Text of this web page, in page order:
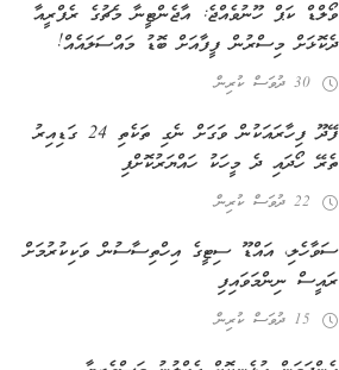
ވޯލްޑް ކަޕް ހޫނުވެއްޖެ: އާޖެންޓީނާ މެޗުގެ ރެފްރީއާ
ދެކޮޅަށް މިސްރުން ފީފާއަށް ބޮޑު މައްސަލައެއް!
30 ދުވަސް ކުރިން
ފޭދޫ ފިހާރައަކުން ވަގަށް ނެގި ތަކެތި 24 ގަޑިއިރު
ތެރޭ ހޯދައި ދެ މީހަކު ހައްޔަރުކޮށްފި
22 ދުވަސް ކުރިން
ސަވާހެލި، އައްޑޫ ސިޓީގެ އިހްތިސާސުން ވަކިކުރުމަށް
ރައީސް ނިންމަވައިފި
15 ދުވަސް ކުރިން